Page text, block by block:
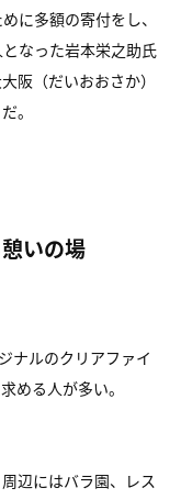
に多額の寄付をし、
なった岩本栄之助氏
阪（だいおおさか）
。
いの場
ナルのクリアファイ
める人が多い。
辺にはバラ園、レス